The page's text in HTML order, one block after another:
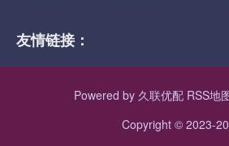
友情链接：
Powered by 久联优配 RSS地
Copyright © 2023-